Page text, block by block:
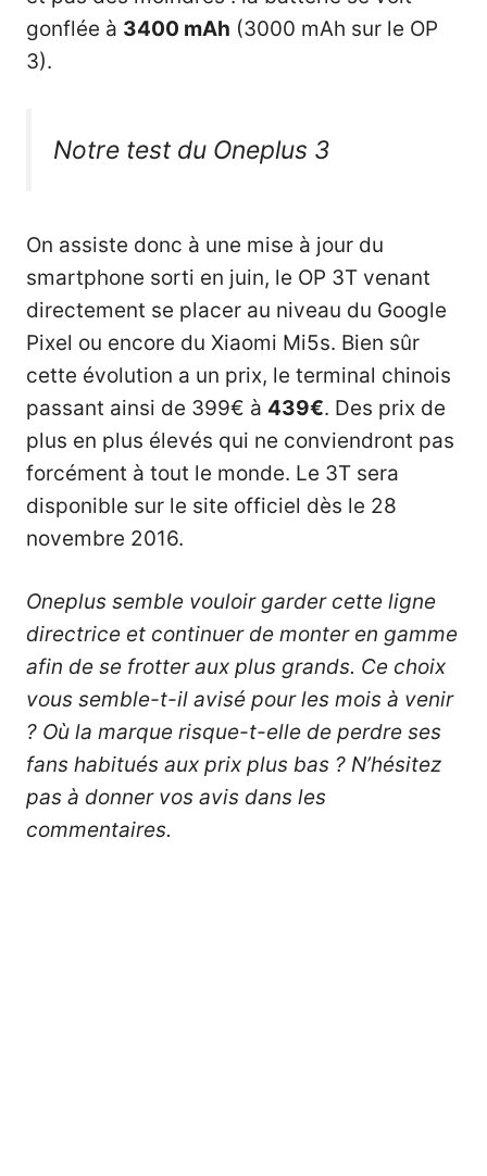
gonflée à 3400 mAh (3000 mAh sur le OP
3).
Notre test du Oneplus 3
On assiste donc à une mise à jour du
smartphone sorti en juin, le OP 3T venant
directement se placer au niveau du Google
Pixel ou encore du Xiaomi Mi5s. Bien sûr
cette évolution a un prix, le terminal chinois
passant ainsi de 399€ à 439€. Des prix de
plus en plus élevés qui ne conviendront pas
forcément à tout le monde. Le 3T sera
disponible sur le site officiel dès le 28
novembre 2016.
Oneplus semble vouloir garder cette ligne
directrice et continuer de monter en gamme
afin de se frotter aux plus grands. Ce choix
vous semble-t-il avisé pour les mois à venir
? Où la marque risque-t-elle de perdre ses
fans habitués aux prix plus bas ? N’hésitez
pas à donner vos avis dans les
commentaires.